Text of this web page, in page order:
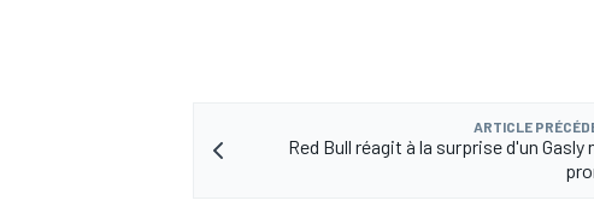
ARTICLE
Red Bull réagit à la surprise d'un Gasly